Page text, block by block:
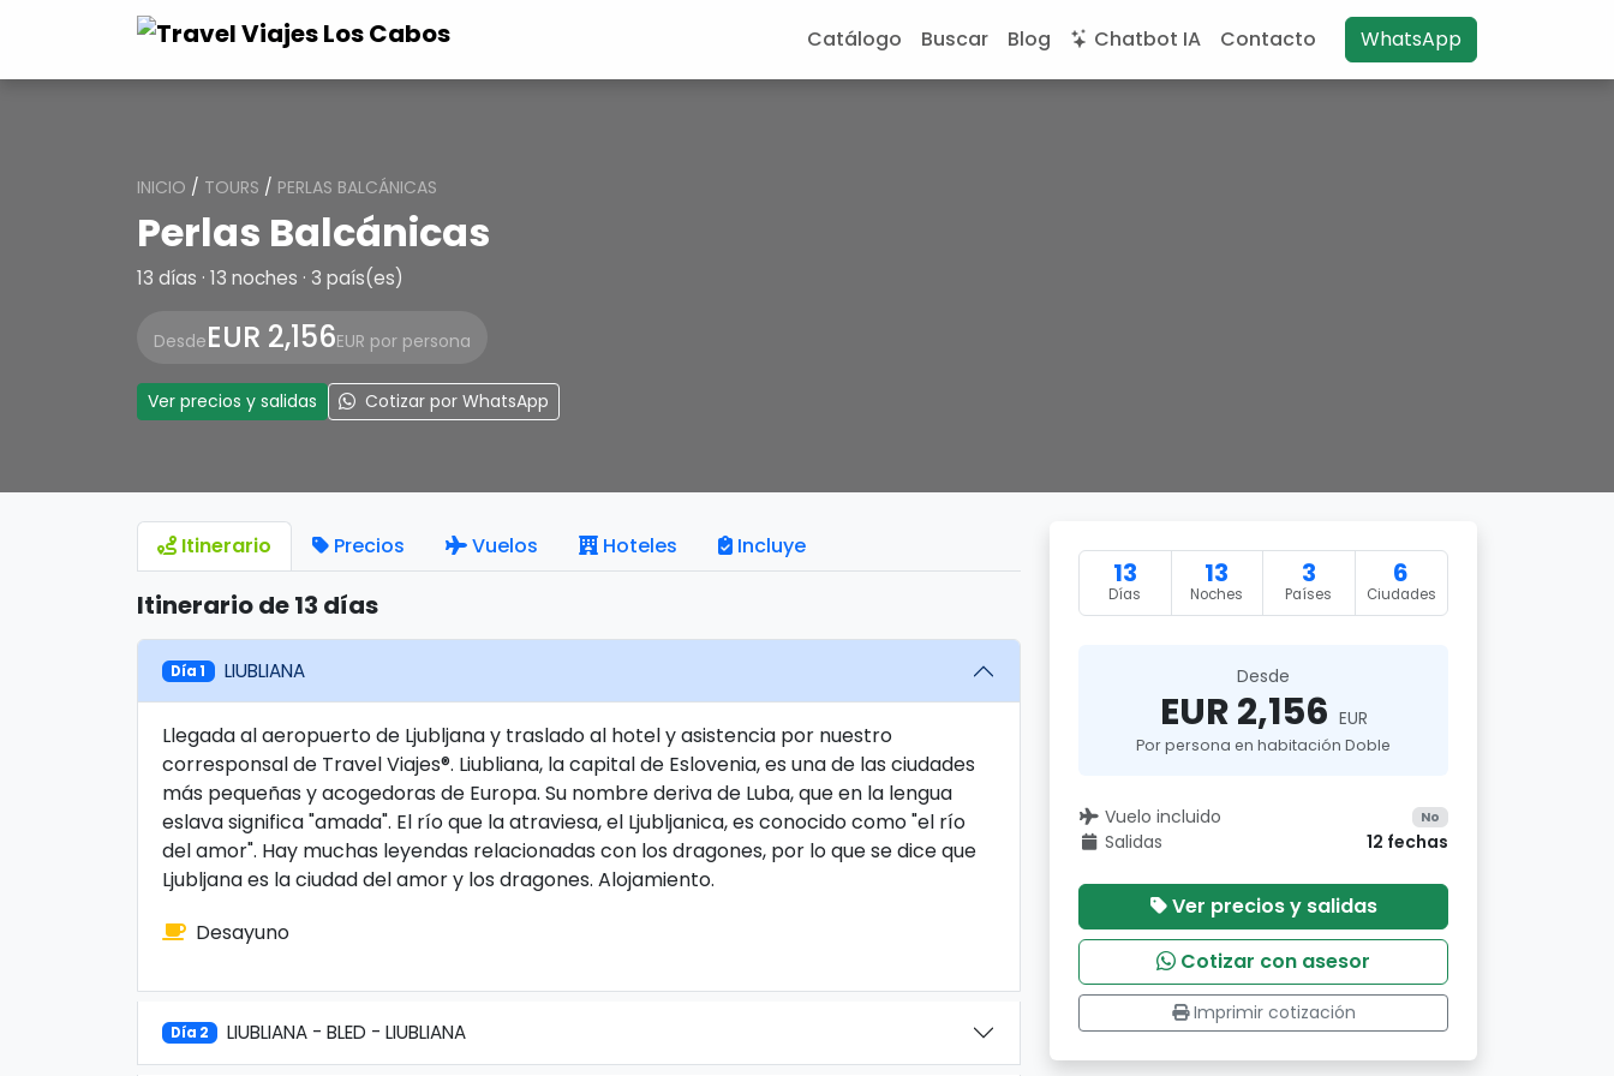
Catálogo Buscar Blog Chatbot IA Contacto WhatsApp
INICIO / TOURS / PERLAS BALCÁNICAS
Perlas Balcánicas
13 días · 13 noches · 3 país(es)
DesdeEUR 2,156EUR por persona
Ver precios y salidas Cotizar por WhatsApp
Itinerario Precios Vuelos Hoteles Incluye
Itinerario de 13 días
Día 1 LIUBLIANA
Llegada al aeropuerto de Ljubljana y traslado al hotel y asistencia por nuestro
corresponsal de Travel Viajes®. Liubliana, la capital de Eslovenia, es una de las ciudades
más pequeñas y acogedoras de Europa. Su nombre deriva de Luba, que en la lengua
eslava significa "amada". El río que la atraviesa, el Ljubljanica, es conocido como "el río
del amor". Hay muchas leyendas relacionadas con los dragones, por lo que se dice que
Ljubljana es la ciudad del amor y los dragones. Alojamiento.
Desayuno
Día 2 LIUBLIANA - BLED - LIUBLIANA
13
Días
13
Noches
3
Países
6
Ciudades
Desde
EUR 2,156 EUR
Por persona en habitación Doble
Vuelo incluido No
Salidas 12 fechas
Ver precios y salidas
Cotizar con asesor
Imprimir cotización